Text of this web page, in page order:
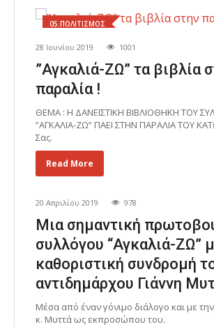
05.ΠΟΛΙΤΙΣΜΟΣ
28 Ιουνίου 2019 1001
”Αγκαλιά-ΖΩ” τα βιβλία
παραλία !
ΘΕΜΑ : Η ΔΑΝΕΙΣΤΙΚΗ ΒΙΒΛΙΟΘΗΚΗ ΤΟΥ
”ΑΓΚΑΛΙΑ-ΖΩ” ΠΑΕΙ ΣΤΗΝ ΠΑΡΑΛΙΑ ΤΟΥ
Σας.
Read More
20 Απριλίου 2019 978
Μια σημαντική
συλλόγου “Αγκαλιά-ΖΩ”
καθοριστική συνδρομή
αντιδημάρχου Γιάννη
Μέσα από έναν γόνιμο διάλογο και με
κ. Μυττά ως εκπροσώπου του.